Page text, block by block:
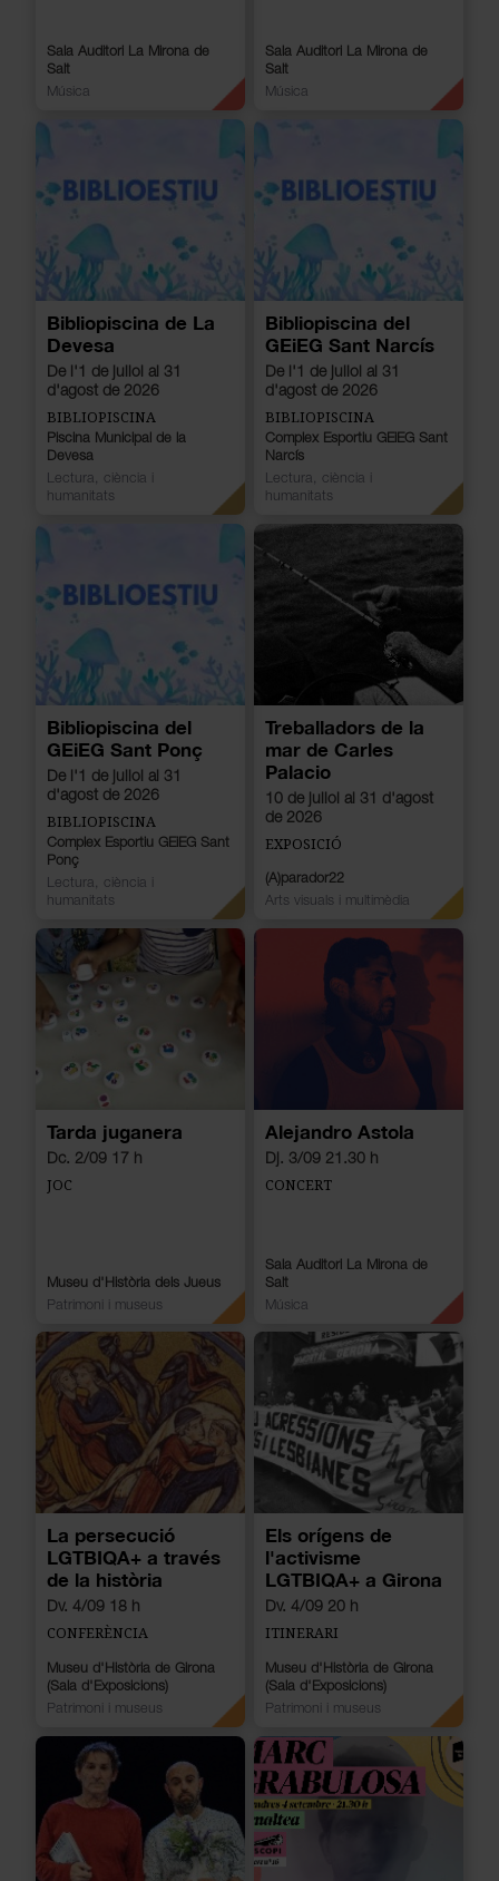
Sala Auditori La Mirona de
Salt
Música
Sala Auditori La Mirona de
Salt
Música
Bibliopiscina de La
Devesa
De l'1 de juliol al 31
d'agost de 2026
BIBLIOPISCINA
Piscina Municipal de la
Devesa
Lectura, ciència i
humanitats
Bibliopiscina del
GEiEG Sant Narcís
De l'1 de juliol al 31
d'agost de 2026
BIBLIOPISCINA
Complex Esportiu GEiEG Sant
Narcís
Lectura, ciència i
humanitats
Bibliopiscina del
GEiEG Sant Ponç
De l'1 de juliol al 31
d'agost de 2026
BIBLIOPISCINA
Complex Esportiu GEiEG Sant
Ponç
Lectura, ciència i
humanitats
Treballadors de la
mar de Carles
Palacio
10 de juliol al 31 d'agost
de 2026
EXPOSICIÓ
(A)parador22
Arts visuals i multimèdia
Tarda juganera
Dc. 2/09 17 h
JOC
Museu d'Història dels Jueus
Patrimoni i museus
Alejandro Astola
Dj. 3/09 21.30 h
CONCERT
Sala Auditori La Mirona de
Salt
Música
La persecució
LGTBIQA+ a través
de la història
Dv. 4/09 18 h
CONFERÈNCIA
Museu d'Història de Girona
(Sala d'Exposicions)
Patrimoni i museus
Els orígens de
l'activisme
LGTBIQA+ a Girona
Dv. 4/09 20 h
ITINERARI
Museu d'Història de Girona
(Sala d'Exposicions)
Patrimoni i museus